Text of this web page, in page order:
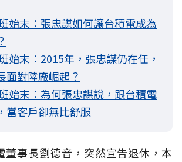
始末：張忠謀如何讓台積電成為
始末：2015年，張忠謀仍在任，
面對陸廠崛起？
始末：為何張忠謀說，跟台積電
當客戶卻無比舒服
董事長劉德音，突然宣告退休，本